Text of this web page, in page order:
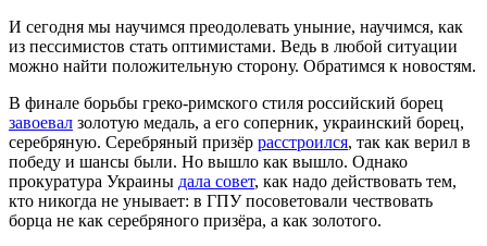
И сегодня мы научимся преодолевать уныние, научимся, как
из пессимистов стать оптимистами. Ведь в любой ситуации
можно найти положительную сторону. Обратимся к новостям.
В финале борьбы греко-римского стиля российский борец
завоевал золотую медаль, а его соперник, украинский борец,
серебряную. Серебряный призёр расстроился, так как верил в
победу и шансы были. Но вышло как вышло. Однако
прокуратура Украины дала совет, как надо действовать тем,
кто никогда не унывает: в ГПУ посоветовали чествовать
борца не как серебряного призёра, а как золотого.